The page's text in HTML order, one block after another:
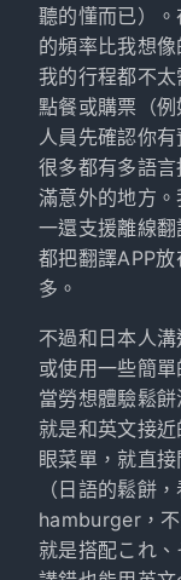
聽的懂而已）
的頻率比我想
我的行程都不
點餐或購票（
人員先確認你
很多都有多語
滿意外的地方
一還支援離線
都把翻譯APP
多。
不過和日本人
或使用一些簡
當勞想體驗鬆
就是和英文接
眼菜單，就直
（日語的鬆餅
hamburger，
就是搭配これ